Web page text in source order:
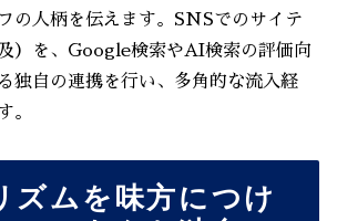
の人柄を伝えます。SNSでのサイテ
）を、Google検索やAI検索の評価向
独自の連携を行い、多角的な流入経
。
ズムを味方につけ